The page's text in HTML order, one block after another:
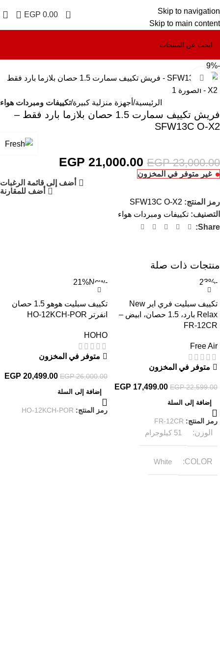
Skip to navigation
Skip to main content
0
EGP 0.00
-9%
Click to enlarge
الرئيسية أجهزة منزلية كبيرة تكييفات ومبردات هواء
فريش تكييف سمارت 1.5 حصان بلازما بارد فقط –
SFW13C O-X2
EGP23,000.00
EGP 21,000.00
غير متوفر في المخزون
أضف إلى قائمة الرغبات
أضف للمقارنة
رمز المنتج: SFW13C O-X2
التصنيف: تكييفات ومبردات هواء
Share:
منتجات ذات صلة
-23%
تكييف سبليت فري اير New
Relax بارد، 1.5 حصان، ابيض –
FR-12CR
Free Air
متوفر في المخزون
EGP22,599.00
EGP 17,499.00
إضافة إلى السلة
رمز المنتج: FR-12CR
الوزن 51 كيلوجرام
COLOR
White
-21%
New
تكييف سبليت هوهو 1.5 حصان
انفرتر HO-12KCH-POR
HOHO
متوفر في المخزون
EGP26,000.00
EGP 20,499.00
إضافة إلى السلة
رمز المنتج: HO-12KCH-POR